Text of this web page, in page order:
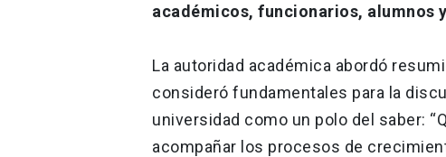
académicos, funcionarios, alumnos
La autoridad académica abordó
consideró fundamentales para la
universidad como un polo del saber:
acompañar los procesos de